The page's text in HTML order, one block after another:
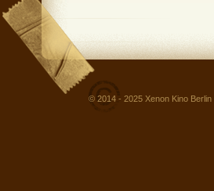
© 2014 - 2025 Xenon Kino Berlin